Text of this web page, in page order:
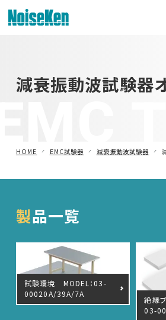
減衰振動波試験器
HOME EMC試験器 減衰振動波試験器
製品一覧
試験環境 MODEL：03-
00020A/39A/7A
絶縁
03-
静電気試験器
電源電圧変動試験器・その他試験器
減衰振動波試験器
車載用EMC試験器